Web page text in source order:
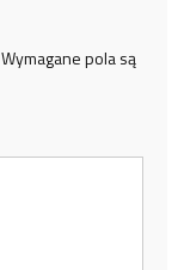
Wymagane pola są